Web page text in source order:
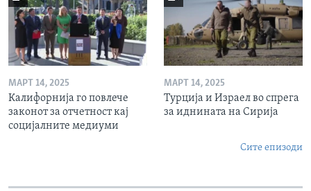
МАРТ 14, 2025
Калифорнија го повлече
законот за отчетност кај
социјалните медиуми
МАРТ 14, 2025
Турција и Израел во спрега
за иднината на Сирија
Сите епизоди